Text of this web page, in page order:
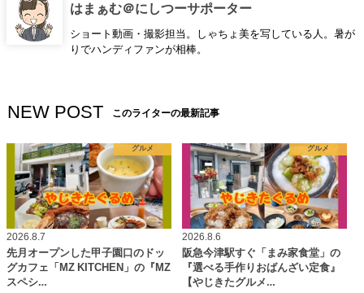
はまぁむ＠にしつーサポーター
ショート動画・撮影担当。しゃちょ美を写している人。暑が
りでハンディファンが相棒。
NEW POST このライターの最新記事
グルメ
2026.8.7
先月オープンした甲子園口のドッ
グカフェ「MZ KITCHEN」の『MZ
スペシ…
グルメ
2026.8.6
阪急今津駅すぐ「まみ家食堂」の
『選べる手作りおばんざい定食』
【やじきたグルメ…